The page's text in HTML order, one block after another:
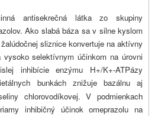
antisekrečná látka zo skupiny
Ako slabá báza sa v silne kyslom
sliznice konvertuje na aktívny
vysoko selektívnym účinkom na úrovni
inhibície enzýmu H+/K+-ATPázy
bunkách znižuje bazálnu aj
chlorovodíkovej. V podmienkach
inhibičný účinok omeprazolu na